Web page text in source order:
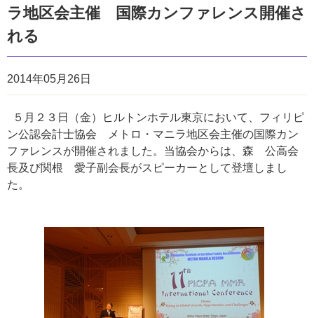
ラ地区会主催 国際カンファレンス開催さ
れる
2014年05月26日
５月２３日（金）ヒルトンホテル東京において、フィリピ
ン公認会計士協会 メトロ・マニラ地区会主催の国際カン
ファレンスが開催されました。当協会からは、森 公高会
長及び関根 愛子副会長がスピーカーとして登壇しまし
た。